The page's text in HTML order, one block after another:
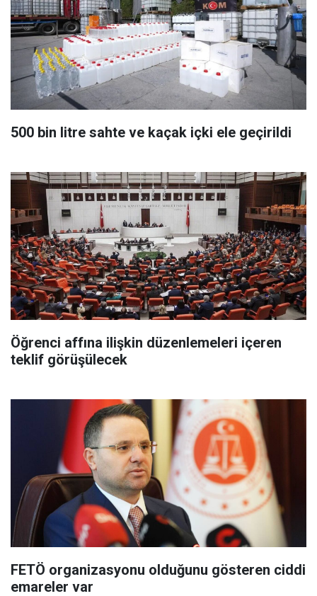
500 bin litre sahte ve kaçak içki ele geçirildi
Öğrenci affına ilişkin düzenlemeleri içeren
teklif görüşülecek
FETÖ organizasyonu olduğunu gösteren ciddi
emareler var